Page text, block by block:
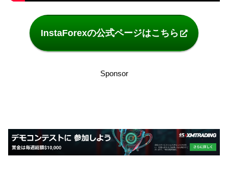
InstaForexの公式ページはこちら
Sponsor